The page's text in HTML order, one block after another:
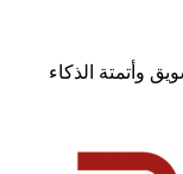
وأتمتة الذكاء